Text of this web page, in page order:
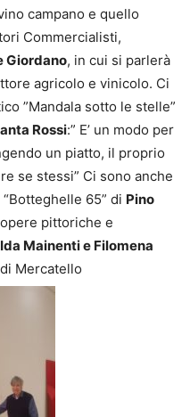
campano e quello
Commercialisti,
Giordano, in cui si parlerà
agricolo e vinicolo. Ci
”Mandala sotto le stelle”
Rossi:” E’ un modo per
un piatto, il proprio
se stessi” Ci sono anche
65” di Pino
pittoriche e
Mainenti e Filomena
Mercatello